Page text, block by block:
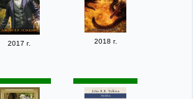
2017 г.
2018 г.